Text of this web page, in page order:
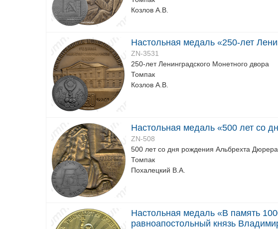
Козлов А.В.
Настольная медаль «250-лет
ZN-3531
250-лет Ленинградского Монетного двора
Томпак
Козлов А.В.
Настольная медаль «500 лет со
ZN-508
500 лет со дня рождения Альбрехта
Томпак
Похалецкий В.А.
Настольная медаль «В память
равноапостольный князь